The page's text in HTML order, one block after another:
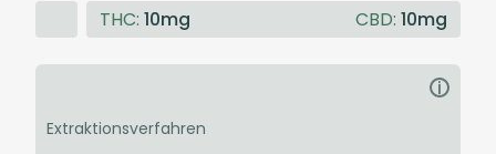
THC: 10mg CBD: 10mg
i
Extraktionsverfahren